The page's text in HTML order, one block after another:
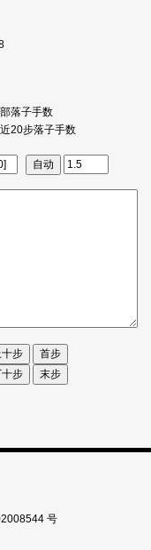
落子手数
20步落子手数
号